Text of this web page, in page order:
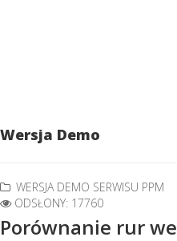
Wersja Demo
WERSJA DEMO SERWISU PPM
ODSŁONY: 17760
Porównanie rur